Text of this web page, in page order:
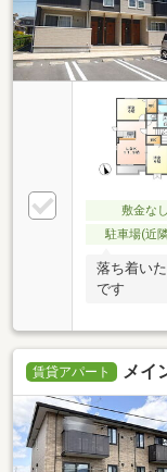
敷金なし
駐車場(近
落ち着い
です
賃貸アパート メイ